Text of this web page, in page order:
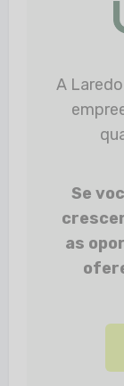
A Laredo Urbanizadora é referência em
Se
as